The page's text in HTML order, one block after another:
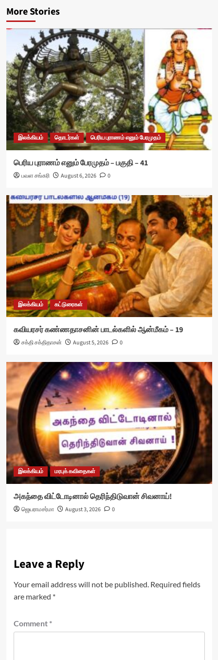
More Stories
இலக்கியம் தொடர்கள் பெரிய புராணம் எனும் பேரமுதம்
பெரிய புராணம் எனும் பேரமுதம் – பகுதி – 41
பவள சங்கரி August 6, 2026 0
இலக்கியம் கட்டுரைகள்
கவியரசர் கண்ணதாசனின் பாடல்களில் ஆன்மீகம் – 19
சக்தி சக்திதாசன் August 5, 2026 0
இலக்கியம் மரபுக் கவிதைகள்
அகந்தை விட்டோடினால் தெரிந்திடுவான் சிவனாய்!
ஜெயராமசர்மா August 3, 2026 0
Leave a Reply
Your email address will not be published. Required fields
are marked *
Comment *